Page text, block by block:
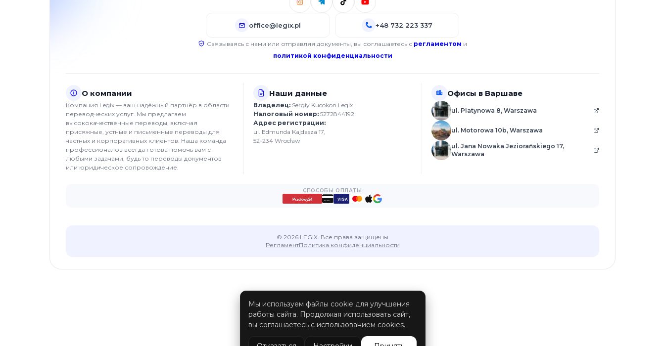
office@legix.pl +48 732 223 337
Связываясь с нами или отправляя документы, вы соглашаетесь с регламентом и
политикой конфиденциальности
О компании
Компания Legix — ваш надёжный партнёр в области
переводческих услуг. Мы предлагаем
высококачественные переводы, включая
присяжные, устные и письменные переводы для
частных и корпоративных клиентов. Наша команда
профессионалов всегда готова помочь вам с
любыми задачами, будь то переводы документов
или юридическое сопровождение.
Наши данные
Владелец: Sergiy Kucokon Legix
Налоговый номер: 5272844192
Адрес регистрации:
ul. Edmunda Kajdasza 17,
52-234 Wrocław
Офисы в Варшаве
ul. Platynowa 8, Warszawa
ul. Motorowa 10b, Warszawa
ul. Jana Nowaka Jeziorańskiego 17,
Warszawa
СПОСОБЫ ОПЛАТЫ
Przelewy24 VISA
© 2026 LEGIX. Все права защищены
РегламентПолитика конфиденциальности
Мы используем файлы cookie для улучшения
работы сайта. Продолжая использовать сайт,
вы соглашаетесь с использованием cookies.